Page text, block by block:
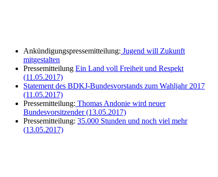
Ankündigungspressemitteilung: Jugend will Zukunft
mitgestalten
Pressemitteilung Ein Land voll Freiheit und Respekt
(11.05.2017)
Statement des BDKJ-Bundesvorstands zum Wahljahr 2017
(11.05.2017)
Pressemitteilung: Thomas Andonie wird neuer
Bundesvorsitzender (13.05.2017)
Pressemitteilung: 35.000 Stunden und noch viel mehr
(13.05.2017)